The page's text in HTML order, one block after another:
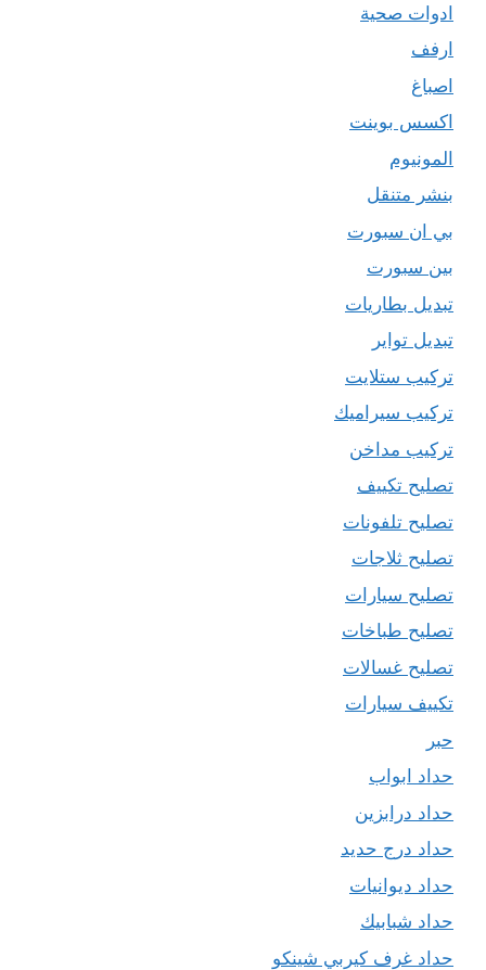
ادوات صحية
ارفف
اصباغ
اكسس بوينت
المونيوم
بنشر متنقل
بي ان سبورت
بين سبورت
تبديل بطاريات
تبديل تواير
تركيب ستلايت
تركيب سيراميك
تركيب مداخن
تصليح تكييف
تصليح تلفونات
تصليح ثلاجات
تصليح سيارات
تصليح طباخات
تصليح غسالات
تكييف سيارات
حبر
حداد ابواب
حداد درابزين
حداد درج حديد
حداد ديوانيات
حداد شبابيك
حداد غرف كيربي شينكو